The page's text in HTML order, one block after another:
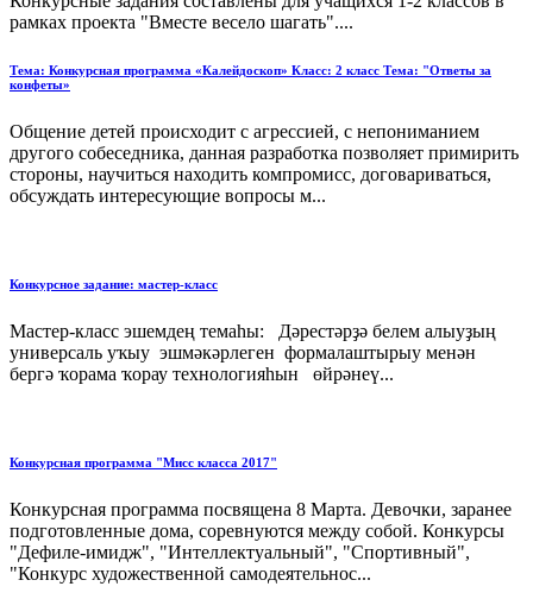
рамках проекта "Вместе весело шагать"....
Тема: Конкурсная программа «Калейдоскоп» Класс: 2 класс Тема: "Ответы за
конфеты»
Общение детей происходит с агрессией, с непониманием
другого собеседника, данная разработка позволяет примирить
стороны, научиться находить компромисс, договариваться,
обсуждать интересующие вопросы м...
Конкурсное задание: мастер-класс
Мастер-класс эшемдең темаһы: Дәрестәрҙә белем алыуҙың
универсаль уҡыу эшмәкәрлеген формалаштырыу менән
бергә ҡорама ҡорау технологияһын өйрәнеү...
Конкурсная программа "Мисс класса 2017"
Конкурсная программа посвящена 8 Марта. Девочки, заранее
подготовленные дома, соревнуются между собой. Конкурсы
"Дефиле-имидж", "Интеллектуальный", "Спортивный",
"Конкурс художественной самодеятельнос...